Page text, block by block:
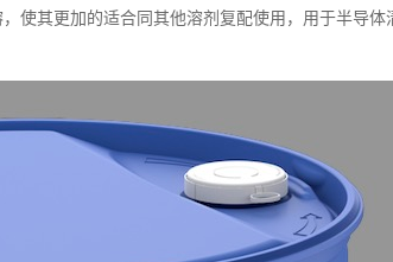
使其更加的适合同其他溶剂复配使用，用于半导体